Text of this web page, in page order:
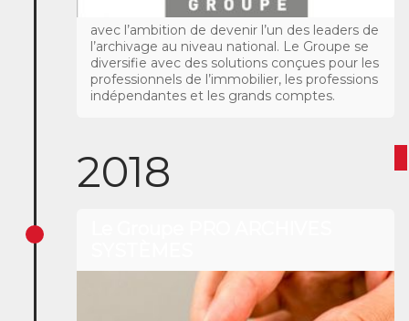
avec l’ambition de devenir l’un des leaders de
l’archivage au niveau national. Le Groupe se
diversifie avec des solutions conçues pour les
professionnels de l’immobilier, les professions
indépendantes et les grands comptes.
2018